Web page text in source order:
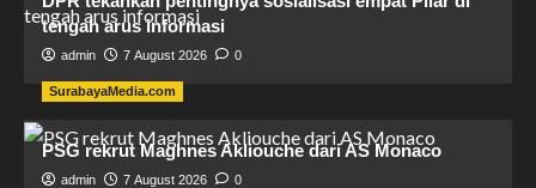
tengah arus informasi
admin 7 August 2026 0
SurabayaMedia.com
PSG rekrut Maghnes Akliouche dari AS Monaco
admin 7 August 2026 0